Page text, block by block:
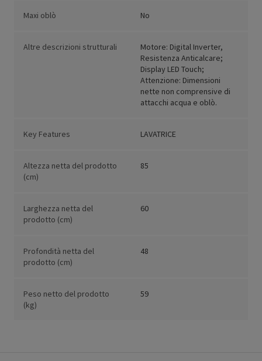
Maxi oblò No
Altre descrizioni strutturali
Motore: Digital Inverter,
Resistenza Anticalcare;
Display LED Touch;
Attenzione: Dimensioni
nette non comprensive di
attacchi acqua e oblò.
Key Features LAVATRICE
Altezza netta del prodotto
(cm)
85
Larghezza netta del
prodotto (cm)
60
Profondità netta del
prodotto (cm)
48
Peso netto del prodotto
(kg)
59